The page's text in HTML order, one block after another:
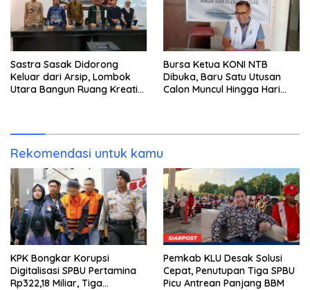
Sastra Sasak Didorong
Keluar dari Arsip, Lombok
Utara Bangun Ruang Kreatif
Bursa Ketua KONI NTB
Dibuka, Baru Satu Utusan
Calon Muncul Hingga Hari
Rekomendasi untuk kamu
KPK Bongkar Korupsi
Digitalisasi SPBU Pertamina
Rp322,18 Miliar, Tiga
Pemkab KLU Desak Solusi
Cepat, Penutupan Tiga SPBU
Picu Antrean Panjang BBM